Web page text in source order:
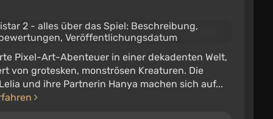
Pixel-Art-Abenteuer in einer dekadenten Welt,
von grotesken, monströsen Kreaturen. Die
und ihre Partnerin Hanya machen sich auf...